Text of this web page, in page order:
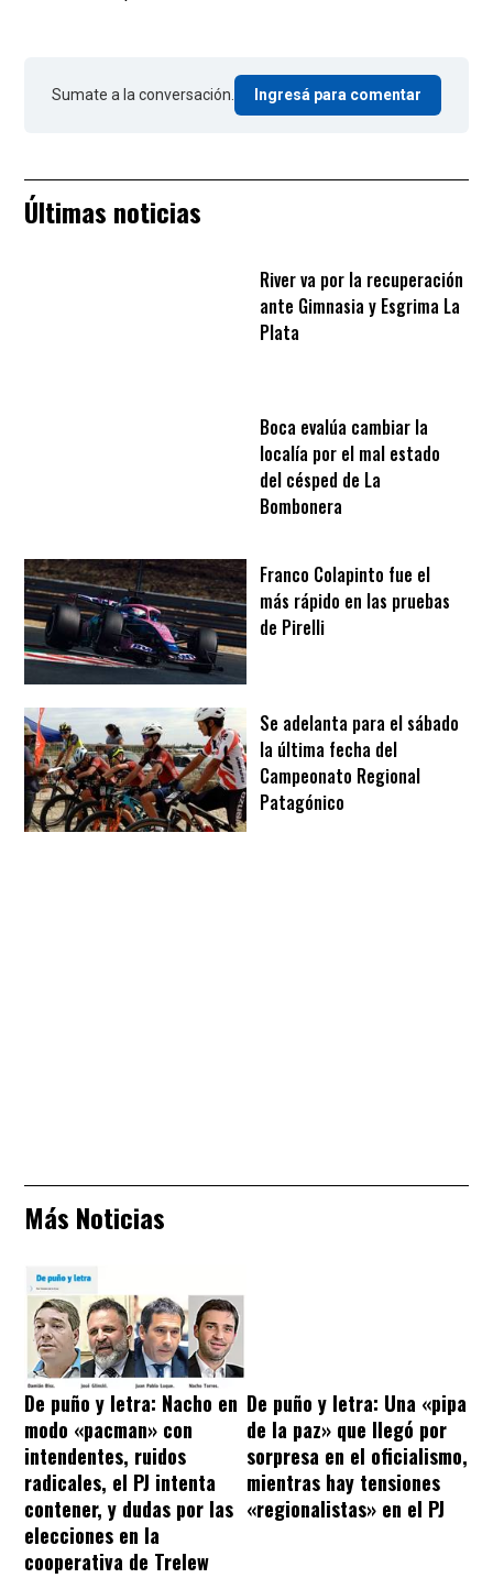
Sumate a la conversación. Ingresá para comentar
Últimas noticias
River va por la recuperación
ante Gimnasia y Esgrima La
Plata
Boca evalúa cambiar la
localía por el mal estado
del césped de La
Bombonera
Franco Colapinto fue el
más rápido en las pruebas
de Pirelli
Se adelanta para el sábado
la última fecha del
Campeonato Regional
Patagónico
Más Noticias
De puño y letra: Nacho en
modo «pacman» con
intendentes, ruidos
radicales, el PJ intenta
contener, y dudas por las
elecciones en la
cooperativa de Trelew
De puño y letra: Una «pipa
de la paz» que llegó por
sorpresa en el oficialismo,
mientras hay tensiones
«regionalistas» en el PJ